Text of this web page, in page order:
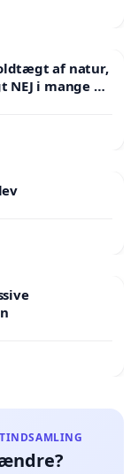
af natur,
i mange år.